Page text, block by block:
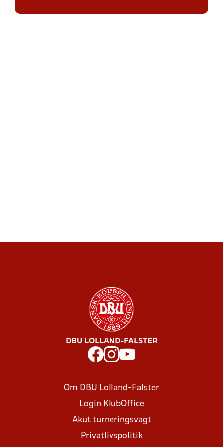
DBU LOLLAND-FALSTER
Om DBU Lolland-Falster
Login KlubOffice
Akut turneringsvagt
Privatlivspolitik